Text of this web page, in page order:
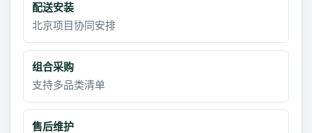
配送安装
北京项目协同安排
组合采购
支持多品类清单
售后维护